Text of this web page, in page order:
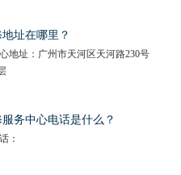
址在哪里？
地址：广州市天河区天河路230号
务中心电话是什么？
：